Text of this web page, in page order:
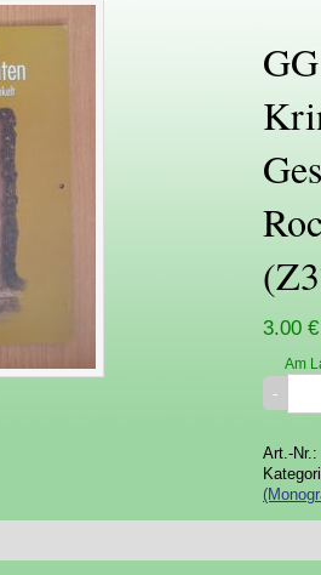
3.00 €
Am
Art.-Nr.: